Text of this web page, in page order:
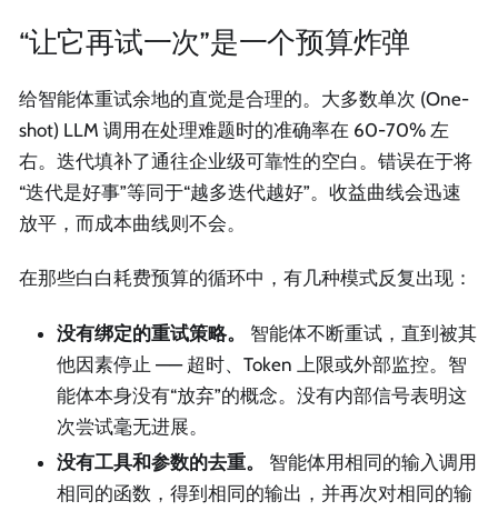
“让它再试一次”是一个预算炸弹
给智能体重试余地的直觉是合理的。大多数单次 (One-
shot) LLM 调用在处理难题时的准确率在 60-70% 左
右。迭代填补了通往企业级可靠性的空白。错误在于将
“迭代是好事”等同于“越多迭代越好”。收益曲线会迅速
放平，而成本曲线则不会。
在那些白白耗费预算的循环中，有几种模式反复出现：
没有绑定的重试策略。
智能体不断重试，直到被其
他因素停止 —— 超时、Token 上限或外部监控。智
能体本身没有“放弃”的概念。没有内部信号表明这
次尝试毫无进展。
没有工具和参数的去重。
智能体用相同的输入调用
相同的函数，得到相同的输出，并再次对相同的输